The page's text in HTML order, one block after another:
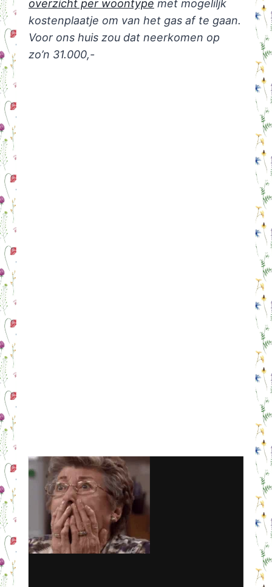
overzicht per woontype met mogeliljk
kostenplaatje om van het gas af te gaan.
Voor ons huis zou dat neerkomen op
zo’n 31.000,-